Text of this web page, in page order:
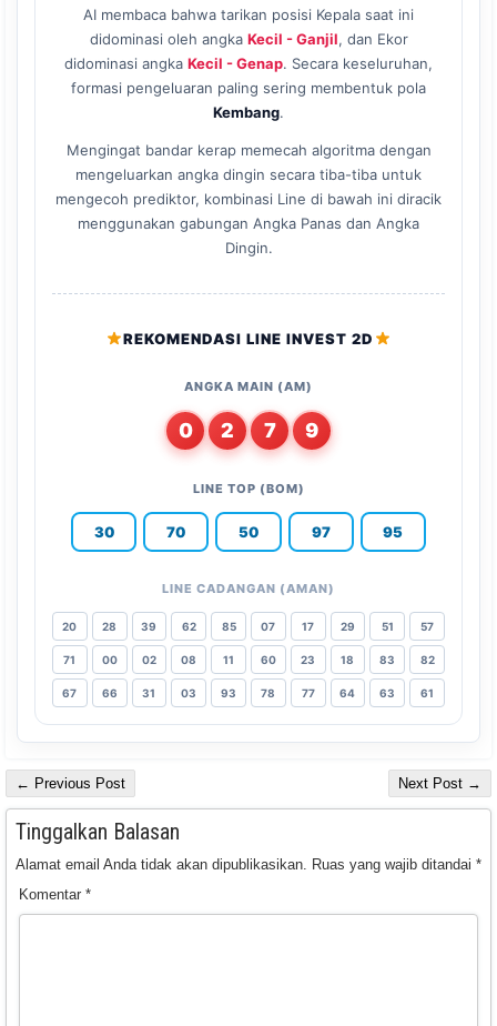
AI membaca bahwa tarikan posisi Kepala saat ini
didominasi oleh angka Kecil - Ganjil, dan Ekor
didominasi angka Kecil - Genap. Secara keseluruhan,
formasi pengeluaran paling sering membentuk pola
Kembang.
Mengingat bandar kerap memecah algoritma dengan
mengeluarkan angka dingin secara tiba-tiba untuk
mengecoh prediktor, kombinasi Line di bawah ini diracik
menggunakan gabungan Angka Panas dan Angka
Dingin.
REKOMENDASI LINE INVEST 2D
ANGKA MAIN (AM)
0 2 7 9
LINE TOP (BOM)
30 70 50 97 95
LINE CADANGAN (AMAN)
20 28 39 62 85 07 17 29 51 57
71 00 02 08 11 60 23 18 83 82
67 66 31 03 93 78 77 64 63 61
← Previous Post Next Post →
Tinggalkan Balasan
Alamat email Anda tidak akan dipublikasikan. Ruas yang wajib ditandai *
Komentar *